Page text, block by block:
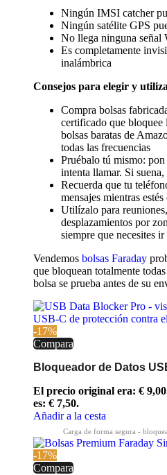
Ningún IMSI catcher
Ningún satélite GPS
No llega ninguna señal
Es completamente
inalámbrica
Consejos para elegir y
Compra bolsas
certificado que bloquee
bolsas baratas de
todas las frecuencias
Pruébalo tú mismo:
intenta llamar. Si
Recuerda que tu
mensajes mientras
Utilízalo para
desplazamientos por
siempre que necesites ir
Vendemos bolsas Faraday
que bloquean totalmente
bolsa se prueba antes de su
-17%
Compara
Bloqueador de Datos
El precio original era: €
es: € 7,50.
Añadir a la cesta
-17%
Compara